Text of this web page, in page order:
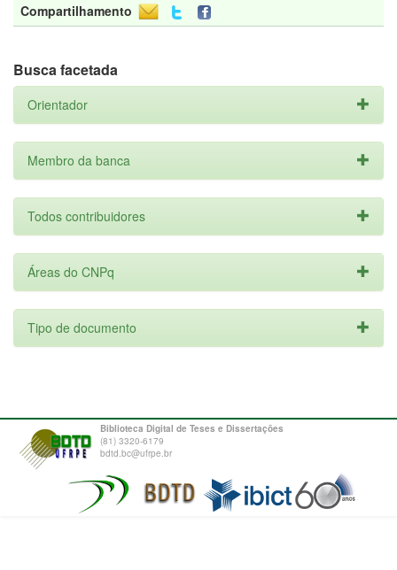
Compartilhamento
Busca facetada
Orientador
Membro da banca
Todos contribuidores
Áreas do CNPq
Tipo de documento
Biblioteca Digital de Teses e Dissertações
(81) 3320-6179
bdtd.bc@ufrpe.br